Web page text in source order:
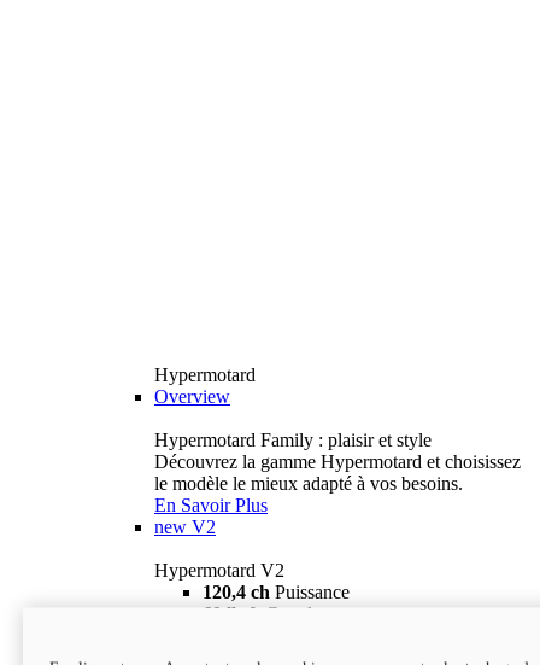
Hypermotard
Overview
Hypermotard Family : plaisir et style
Découvrez la gamme Hypermotard et choisissez
le modèle le mieux adapté à vos besoins.
En Savoir Plus
new V2
Hypermotard V2
120,4 ch Puissance
69 lb-ft
Couple
18 895 $